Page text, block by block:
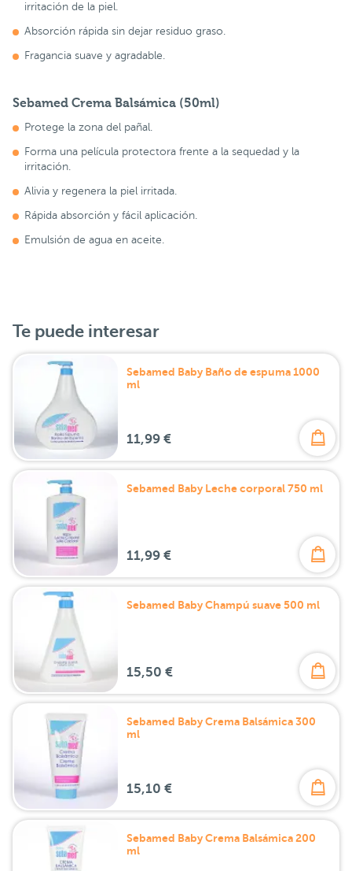
irritación de la piel.
Absorción rápida sin dejar residuo graso.
Fragancia suave y agradable.
Sebamed Crema Balsámica (50ml)
Protege la zona del pañal.
Forma una película protectora frente a la sequedad y la
irritación.
Alivia y regenera la piel irritada.
Rápida absorción y fácil aplicación.
Emulsión de agua en aceite.
Te puede interesar
Sebamed Baby Baño de espuma 1000
ml
11,99 €
Sebamed Baby Leche corporal 750 ml
11,99 €
Sebamed Baby Champú suave 500 ml
15,50 €
Sebamed Baby Crema Balsámica 300
ml
15,10 €
Sebamed Baby Crema Balsámica 200
ml